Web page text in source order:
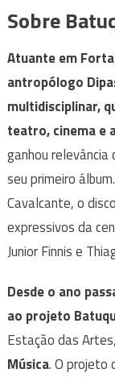
Sobre
Atuante em
antropólogo
multidisciplinar,
teatro, cinema e
ganhou relevância
seu primeiro
Cavalcante, o
expressivos da
Junior Finnis e
Desde o ano
ao projeto
Estação das
Música. O projeto